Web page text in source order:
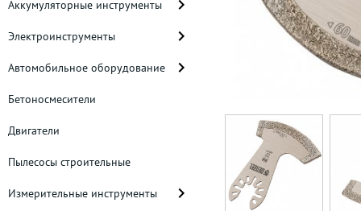
Аккумуляторные инструменты
Электроинструменты
Автомобильное оборудование
Бетоносмесители
Двигатели
Пылесосы строительные
Измерительные инструменты